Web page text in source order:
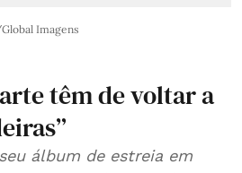
Imagens
têm de voltar a
álbum de estreia em